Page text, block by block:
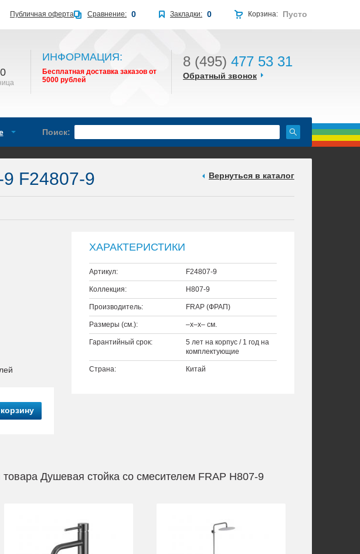
ИНФОРМАЦИЯ:
Бесплатная доставка заказов от
5000 рублей
8 (495) 477 53 31
Обратный звонок
Поиск:
F24807-9 Вернуться в каталог
ХАРАКТЕРИСТИКИ
Артикул: F24807-9
Коллекция: H807-9
Производитель: FRAP (ФРАП)
Размеры (см.): –x–x– см.
Гарантийный срок:
5 лет на корпус / 1 год на
комплектующие
Страна: Китай
Душевая стойка со смесителем FRAP H807-9
Публичная оферта Корзина: Пусто
Закладки: 0
Сравнение: 0